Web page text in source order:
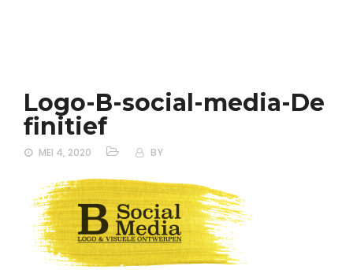
Logo-B-social-media-De
finitief
MEI 4, 2020 BY